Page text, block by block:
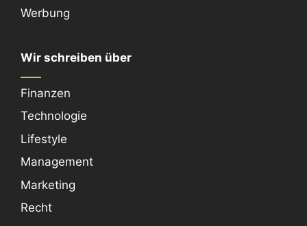
Werbung
Wir schreiben über
Finanzen
Technologie
Lifestyle
Management
Marketing
Recht